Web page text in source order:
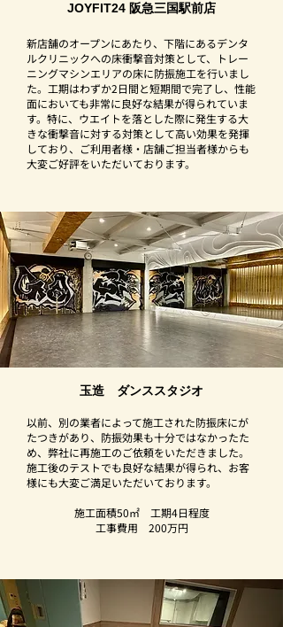
JOYFIT24 阪急三国駅前店
新店舗のオープンにあたり、下階にあるデンタ
ルクリニックへの床衝撃音対策として、トレー
ニングマシンエリアの床に防振施工を行いまし
た。工期はわずか2日間と短期間で完了し、性能
面においても非常に良好な結果が得られていま
す。特に、ウエイトを落とした際に発生する大
きな衝撃音に対する対策として高い効果を発揮
しており、ご利用者様・店舗ご担当者様からも
大変ご好評をいただいております。
玉造 ダンススタジオ
以前、別の業者によって施工された防振床にが
たつきがあり、防振効果も十分ではなかったた
め、弊社に再施工のご依頼をいただきました。
施工後のテストでも良好な結果が得られ、お客
様にも大変ご満足いただいております。
施工面積50㎡ 工期4日程度
​工事費用 200万円